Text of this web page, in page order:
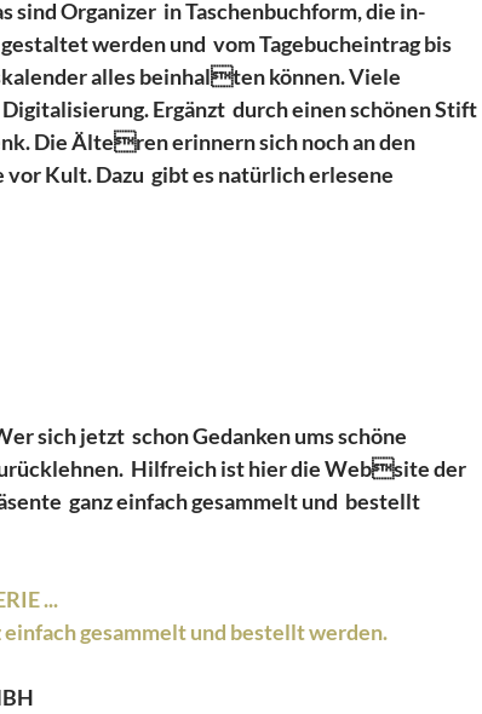
sind Organizer  in Taschenbuchform, die in-
werden und  vom Tagebucheintrag bis
alles beinhalten können. Viele
Ergänzt  durch einen schönen Stift
Die Älteren erinnern sich noch an den
Kult. Dazu  gibt es natürlich erlesene
sich jetzt  schon Gedanken ums schöne
Hilfreich ist hier die Website der
ganz einfach gesammelt und  bestellt
...
gesammelt und bestellt werden.